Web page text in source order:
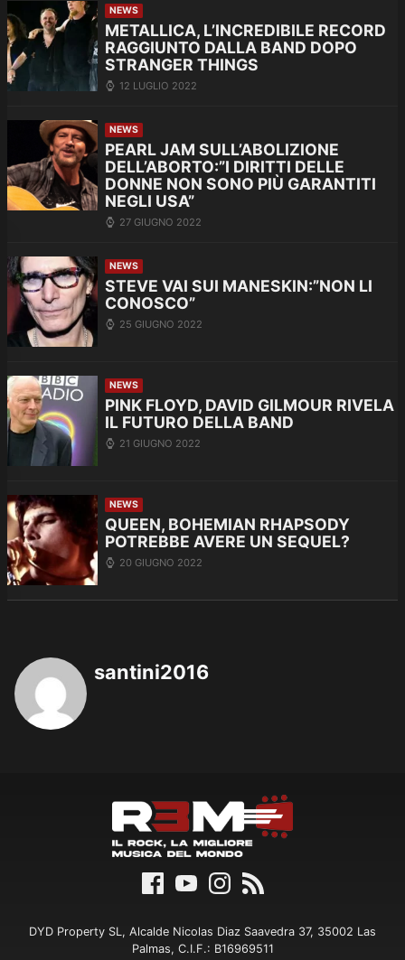
NEWS
METALLICA, L’INCREDIBILE RECORD
RAGGIUNTO DALLA BAND DOPO
STRANGER THINGS
12 LUGLIO 2022
NEWS
PEARL JAM SULL’ABOLIZIONE
DELL’ABORTO:”I DIRITTI DELLE
DONNE NON SONO PIÙ GARANTITI
NEGLI USA”
27 GIUGNO 2022
NEWS
STEVE VAI SUI MANESKIN:”NON LI
CONOSCO”
25 GIUGNO 2022
NEWS
PINK FLOYD, DAVID GILMOUR RIVELA
IL FUTURO DELLA BAND
21 GIUGNO 2022
NEWS
QUEEN, BOHEMIAN RHAPSODY
POTREBBE AVERE UN SEQUEL?
20 GIUGNO 2022
santini2016
DYD Property SL, Alcalde Nicolas Diaz Saavedra 37, 35002 Las
Palmas, C.I.F.: B16969511